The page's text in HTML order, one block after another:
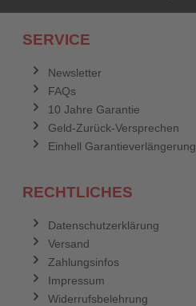
SERVICE
Newsletter
FAQs
10 Jahre Garantie
Geld-Zurück-Versprechen
Einhell Garantieverlängerung
RECHTLICHES
Datenschutzerklärung
Versand
Zahlungsinfos
Impressum
Widerrufsbelehrung